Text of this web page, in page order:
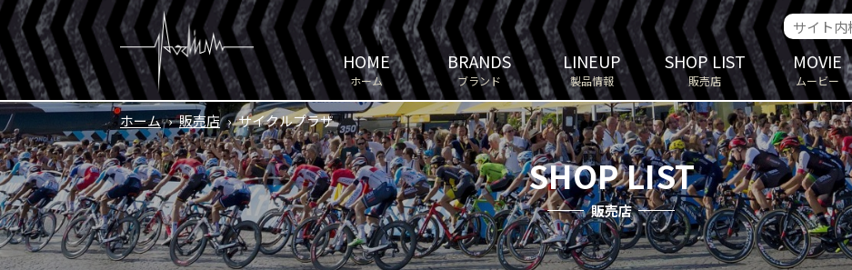
HOME
ホーム
BRANDS
ブランド
LINEUP
製品情報
SHOP LIST
販売店
MOVIE
ムービー
ホーム › 販売店 › サイクルプラザ
SHOP LIST
販売店